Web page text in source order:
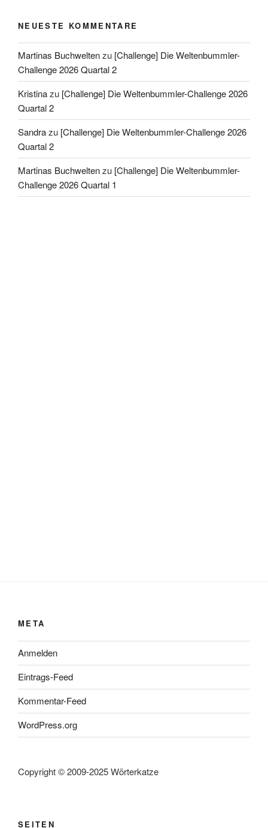
NEUESTE KOMMENTARE
Martinas Buchweltenzu [Challenge] Die Weltenbummler-
Challenge 2026 Quartal 2
Kristinazu [Challenge] Die Weltenbummler-Challenge 2026
Quartal 2
Sandrazu [Challenge] Die Weltenbummler-Challenge 2026
Quartal 2
Martinas Buchweltenzu [Challenge] Die Weltenbummler-
Challenge 2026 Quartal 1
META
Anmelden
Eintrags-Feed
Kommentar-Feed
WordPress.org
Copyright © 2009-2025 Wörterkatze
SEITEN